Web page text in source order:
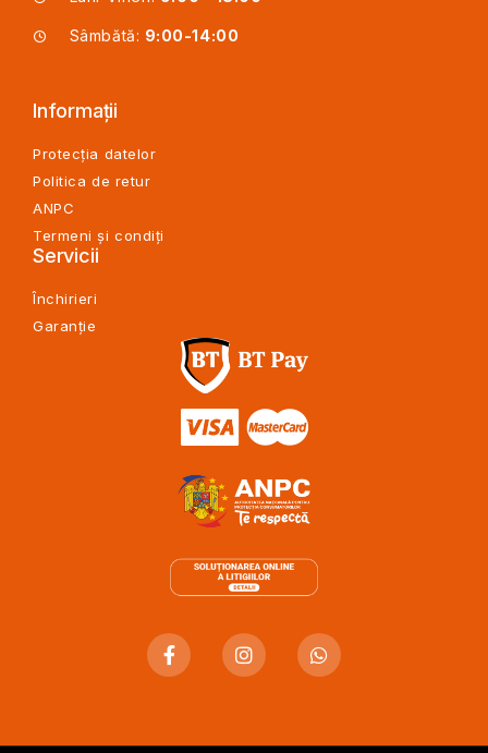
Sâmbătă: 9:00-14:00
Informații
Protecția datelor
Politica de retur
ANPC
Termeni și condiți
Servicii
Închirieri
Garanție